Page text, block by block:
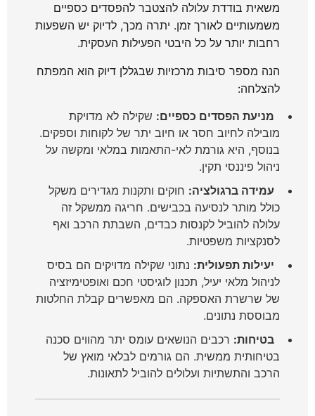
משאית בודדת עלולה להצטבר להפסדים כספיים
משמעותיים לאורך זמן. יתרה מכך, לדיוק יש השפעות
רחבות יותר על כל היבטי הפעילות העסקית.
הנה מספר סיבות מרכזיות שבגללן דיוק הוא המפתח
להצלחה:
מניעת הפסדים כספיים: שקילה לא מדויקת
מובילה לחיוב חסר או חיוב יתר של לקוחות וספקים.
בנוסף, היא גורמת לאי-התאמות במלאי ומקשה על
ניהול פיננסי תקין.
עמידה ברגולציה: חוקים ותקנות מגדירים משקל
כולל מותר לנסיעה בכבישים. חריגה ממשקל זה
עלולה להוביל לקנסות כבדים, השבתת הרכב ואף
לסנקציות משפטיות.
יעילות תפעולית: נתוני שקילה מדויקים הם בסיס
לניהול מלאי יעיל, תכנון לוגיסטי חכם ואופטימיזציה
של שרשרת האספקה. הם מאפשרים קבלת החלטות
מבוססת נתונים.
בטיחות: רכבים הנושאים עומס יתר מהווים סכנה
בטיחותית ממשית. הם גורמים לבלאי מואץ של
הרכב והתשתיות ועלולים להוביל לתאונות.